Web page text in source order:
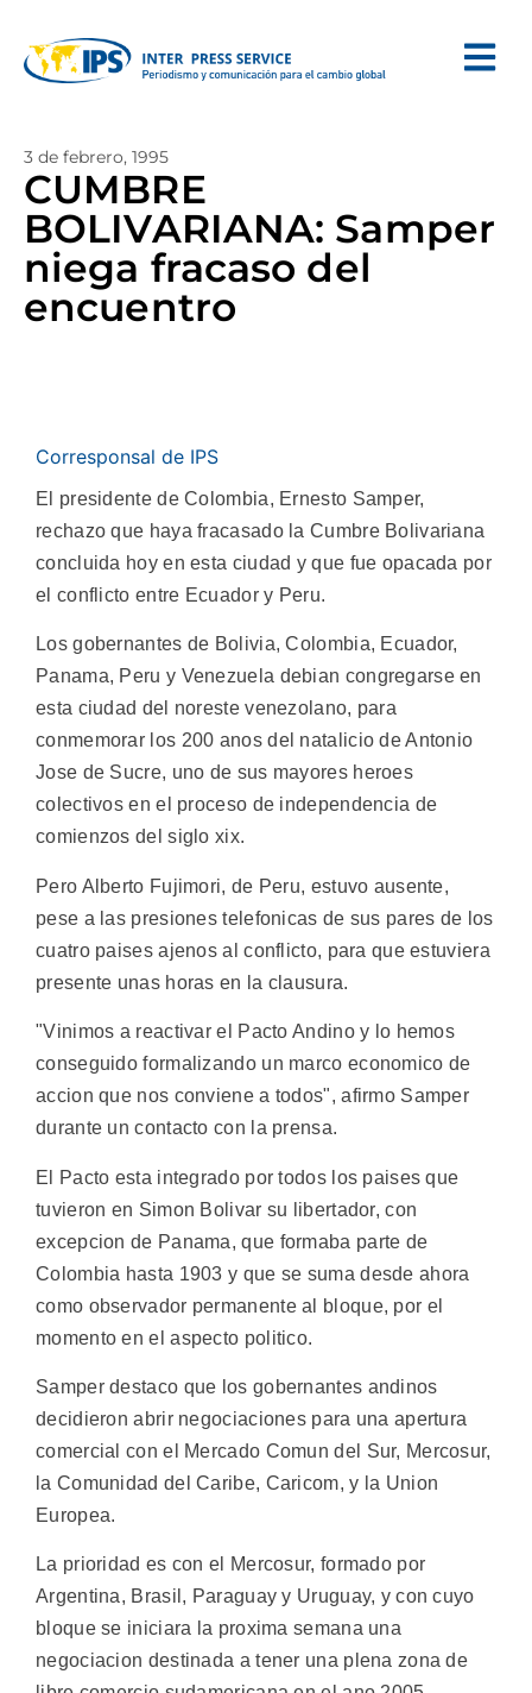
3 de febrero, 1995
CUMBRE
BOLIVARIANA: Samper
niega fracaso del
encuentro
Corresponsal de IPS
El presidente de Colombia, Ernesto Samper,
rechazo que haya fracasado la Cumbre Bolivariana
concluida hoy en esta ciudad y que fue opacada por
el conflicto entre Ecuador y Peru.
Los gobernantes de Bolivia, Colombia, Ecuador,
Panama, Peru y Venezuela debian congregarse en
esta ciudad del noreste venezolano, para
conmemorar los 200 anos del natalicio de Antonio
Jose de Sucre, uno de sus mayores heroes
colectivos en el proceso de independencia de
comienzos del siglo xix.
Pero Alberto Fujimori, de Peru, estuvo ausente,
pese a las presiones telefonicas de sus pares de los
cuatro paises ajenos al conflicto, para que estuviera
presente unas horas en la clausura.
"Vinimos a reactivar el Pacto Andino y lo hemos
conseguido formalizando un marco economico de
accion que nos conviene a todos", afirmo Samper
durante un contacto con la prensa.
El Pacto esta integrado por todos los paises que
tuvieron en Simon Bolivar su libertador, con
excepcion de Panama, que formaba parte de
Colombia hasta 1903 y que se suma desde ahora
como observador permanente al bloque, por el
momento en el aspecto politico.
Samper destaco que los gobernantes andinos
decidieron abrir negociaciones para una apertura
comercial con el Mercado Comun del Sur, Mercosur,
la Comunidad del Caribe, Caricom, y la Union
Europea.
La prioridad es con el Mercosur, formado por
Argentina, Brasil, Paraguay y Uruguay, y con cuyo
bloque se iniciara la proxima semana una
negociacion destinada a tener una plena zona de